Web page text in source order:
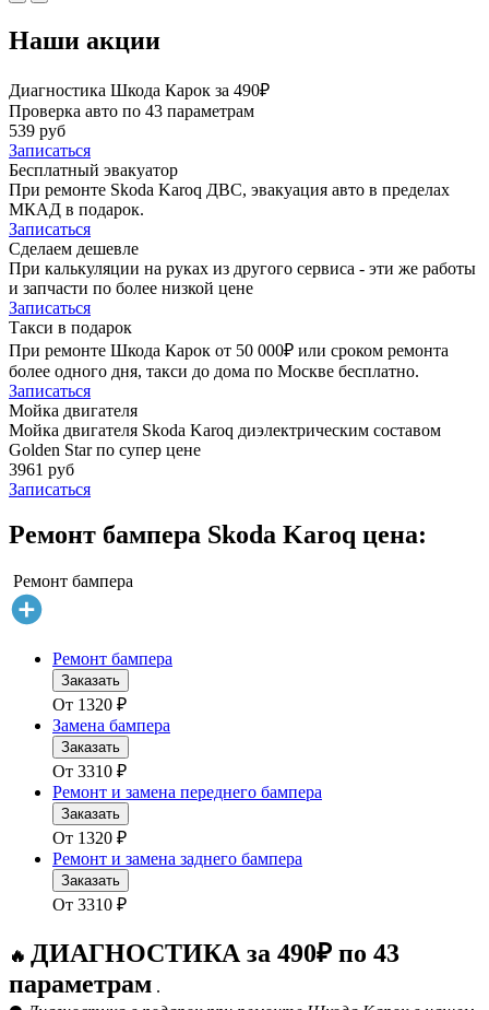
Наши акции
Диагностика Шкода Карок за 490₽
Проверка авто по 43 параметрам
539 руб
Записаться
Бесплатный эвакуатор
При ремонте Skoda Karoq ДВС, эвакуация авто в пределах
МКАД в подарок.
Записаться
Сделаем дешевле
При калькуляции на руках из другого сервиса - эти же работы
и запчасти по более низкой цене
Записаться
Такси в подарок
При ремонте Шкода Карок от 50 000₽ или сроком ремонта
более одного дня, такси до дома по Москве бесплатно.
Записаться
Мойка двигателя
Мойка двигателя Skoda Karoq диэлектрическим составом
Golden Star по супер цене
3961 руб
Записаться
Ремонт бампера Skoda Karoq цена:
Ремонт бампера
Ремонт бампера
Заказать
От 1320 ₽
Замена бампера
Заказать
От 3310 ₽
Ремонт и замена переднего бампера
Заказать
От 1320 ₽
Ремонт и замена заднего бампера
Заказать
От 3310 ₽
🔥 ДИАГНОСТИКА за 490₽ по 43
параметрам .